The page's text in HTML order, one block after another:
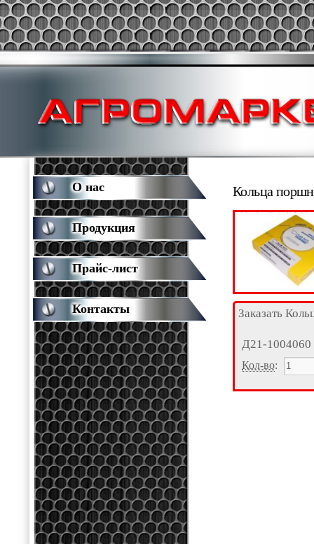
Кольца
Заказать
Д21-1004060
Кол-во:
О нас
Продукция
Прайс-лист
Контакты